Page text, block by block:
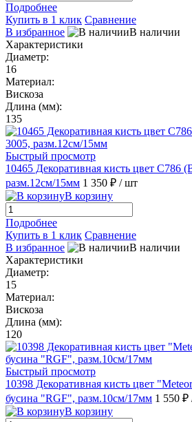
Подробнее
Купить в 1 клик Сравнение
В избранное
В наличии
Характеристики
Диаметр:
16
Материал:
Вискоза
Длина (мм):
135
Быстрый просмотр
10465 Декоративная кисть цвет С786
разм.12см/15мм 1 350 ₽ / шт
В корзину
Подробнее
Купить в 1 клик Сравнение
В избранное
В наличии
Характеристики
Диаметр:
15
Материал:
Вискоза
Длина (мм):
120
Быстрый просмотр
10398 Декоративная кисть цвет
бусина "RGF", разм.10см/17мм 1 550 ₽
В корзину